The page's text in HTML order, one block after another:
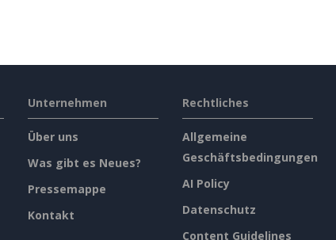
Unternehmen
Über uns
Was gibt es Neues?
Pressemappe
Kontakt
Rechtliches
Allgemeine
Geschäftsbedingungen
AI Policy
Datenschutz
Content Guidelines